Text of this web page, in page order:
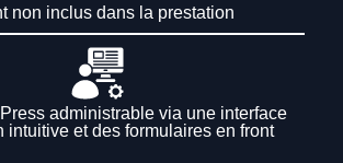
non inclus dans la prestation
administrable via une interface
intuitive et des formulaires en front